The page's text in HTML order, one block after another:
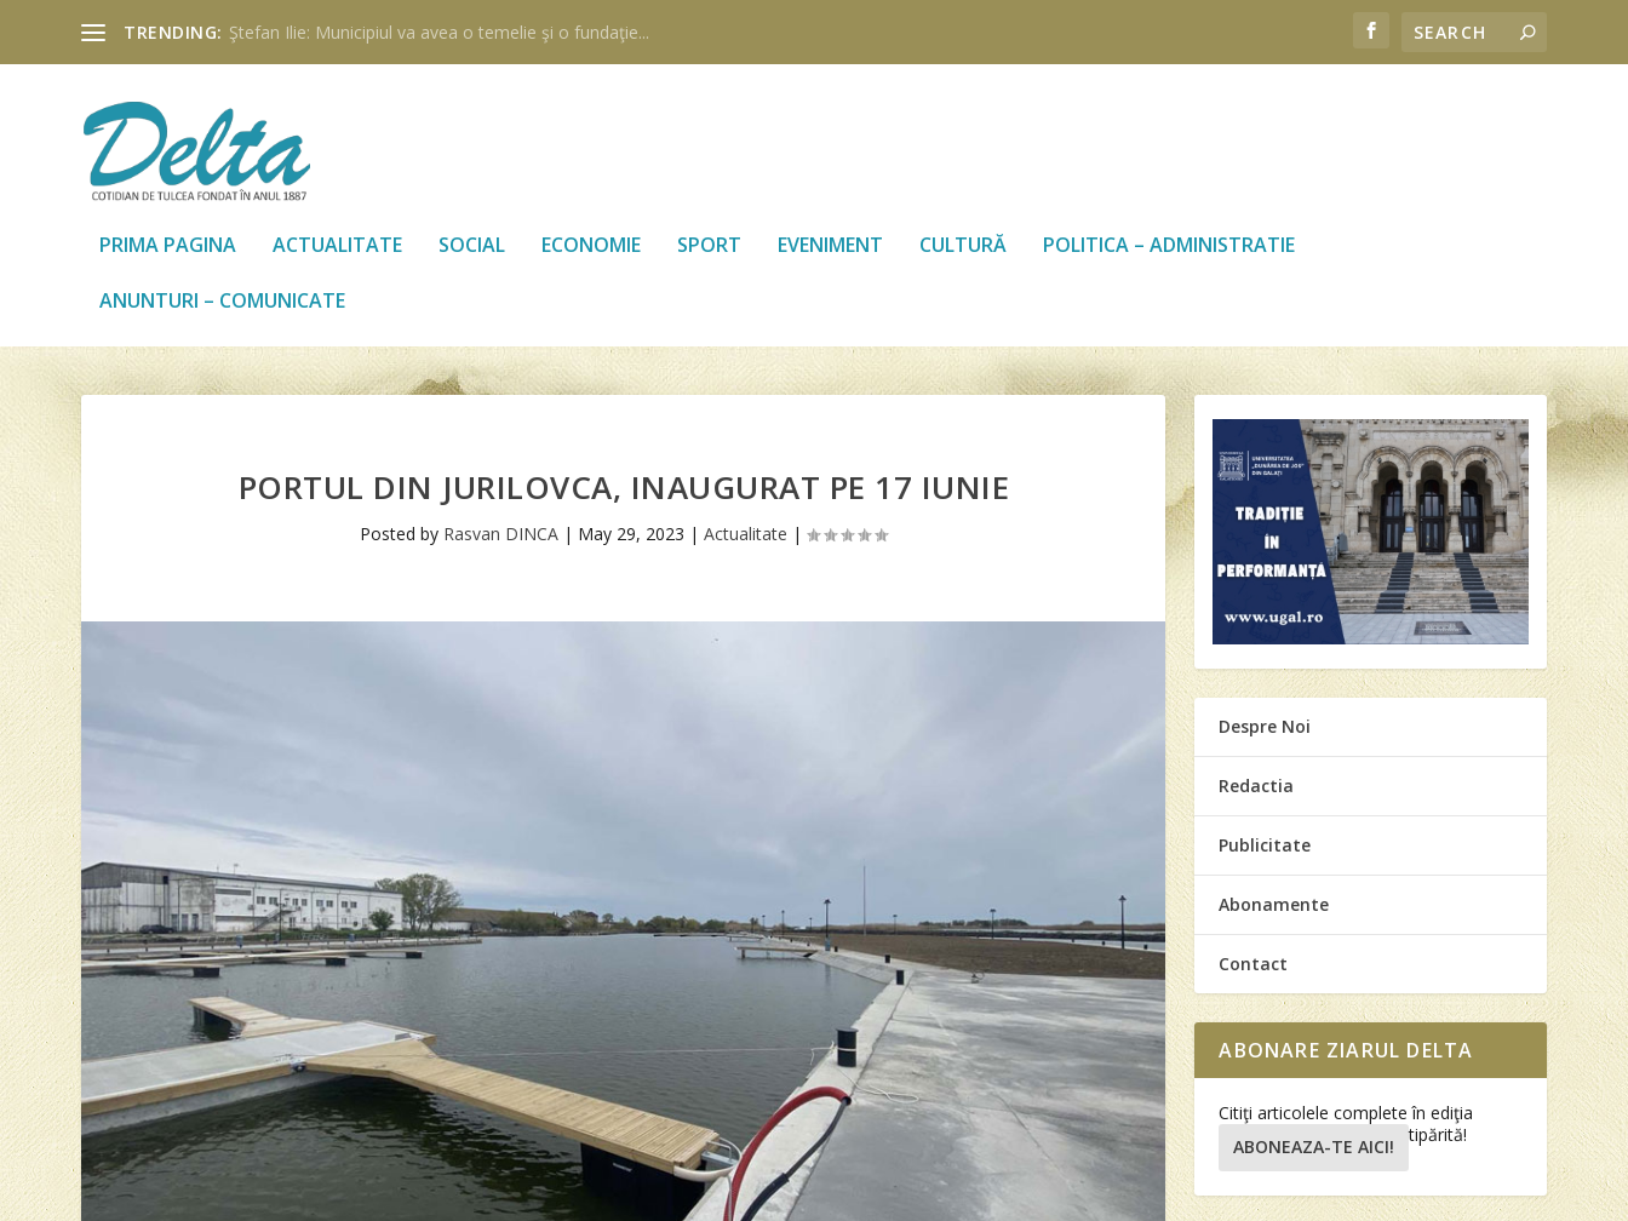
TRENDING: Ştefan Ilie: Municipiul va avea o temelie şi o fundaţie...
PRIMA PAGINA ACTUALITATE SOCIAL ECONOMIE SPORT EVENIMENT CULTURĂ POLITICA – ADMINISTRATIE
ANUNTURI – COMUNICATE
PORTUL DIN JURILOVCA, INAUGURAT PE 17 IUNIE
Posted by Rasvan DINCA | May 29, 2023 |Actualitate |
Despre Noi
Redactia
Publicitate
Abonamente
Contact
ABONARE ZIARUL DELTA
Citiţi articolele complete în ediţia
tipărită!
ABONEAZA-TE AICI!